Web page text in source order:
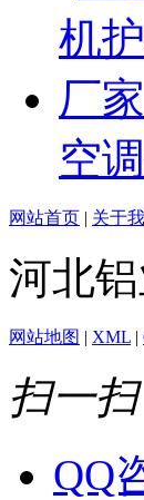
空
网站首页 | 关于
河北
网站地图 | XML |
扫一扫
QQ